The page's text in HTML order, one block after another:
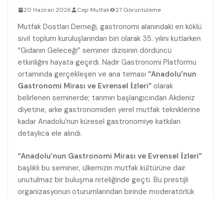
20 Haziran 2026 Cep Mutfak 27 Görüntüleme
Mutfak Dostları Derneği, gastronomi alanındaki en köklü
sivil toplum kuruluşlarından biri olarak 35. yılını kutlarken
“Gıdanın Geleceği” seminer dizisinin dördüncü
etkinliğini hayata geçirdi. Nadir Gastronomi Platformu
ortamında gerçekleşen ve ana teması “Anadolu’nun
Gastronomi Mirası ve Evrensel İzleri” olarak
belirlenen seminerde; tarımın başlangıcından Akdeniz
diyetine, arke gastronomiden yerel mutfak tekniklerine
kadar Anadolu’nun küresel gastronomiye katkıları
detaylıca ele alındı.
“Anadolu’nun Gastronomi Mirası ve Evrensel İzleri”
başlıklı bu seminer, ülkemizin mutfak kültürüne dair
unutulmaz bir buluşma niteliğinde geçti. Bu prestijli
organizasyonun oturumlarından birinde moderatörlük